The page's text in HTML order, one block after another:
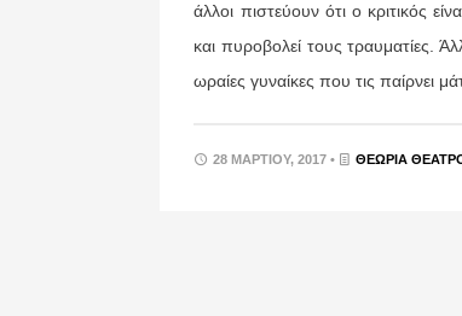
άλλοι πιστεύουν ότι ο κριτικός
και πυροβολεί τους τραυματίες.
ωραίες γυναίκες που τις παίρνει
28 ΜΑΡΤΊΟΥ, 2017 • ΘΕΩΡΊΑ